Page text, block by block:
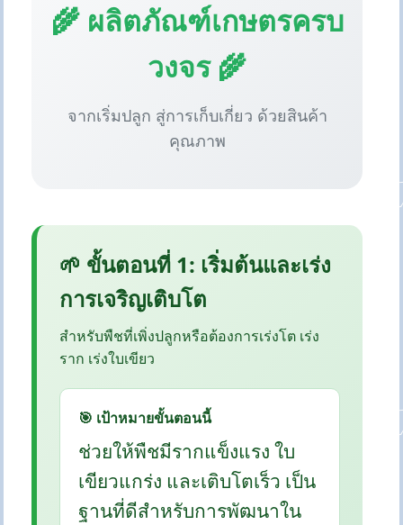
🌾 ผลิตภัณฑ์เกษตรครบ
วงจร 🌾
จากเริ่มปลูก สู่การเก็บเกี่ยว ด้วยสินค้า
คุณภาพ
🌱 ขั้นตอนที่ 1: เริ่มต้นและเร่ง
การเจริญเติบโต
สำหรับพืชที่เพิ่งปลูกหรือต้องการเร่งโต เร่ง
ราก เร่งใบเขียว
🎯 เป้าหมายขั้นตอนนี้
ช่วยให้พืชมีรากแข็งแรง ใบ
เขียวแกร่ง และเติบโตเร็ว เป็น
ฐานที่ดีสำหรับการพัฒนาใน